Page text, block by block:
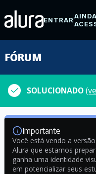
ENTRAR
FÓRUM
SOLUCIONADO
Importante
Você está vendo a
Alura que estamos
ganha uma identidade
em potencializar seus